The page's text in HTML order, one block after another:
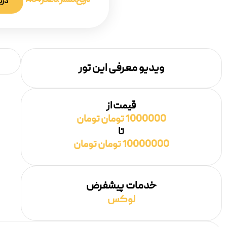
ویدیو معرفی این تور
قیمت از
1000000 تومان تومان
تا
10000000 تومان تومان
خدمات پیشفرض
لوکس